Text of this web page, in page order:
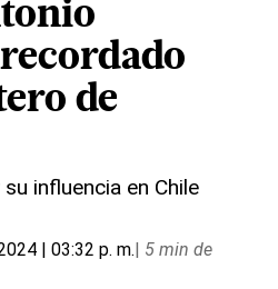
de
influencia en Chile
| 03:32 p. m.| 5 min de